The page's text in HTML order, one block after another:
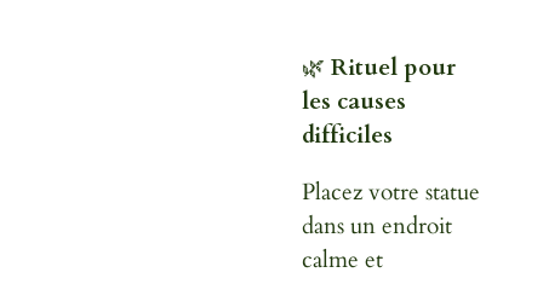
🌿 Rituel pour
les causes
difficiles
Placez votre statue
dans un endroit
calme et